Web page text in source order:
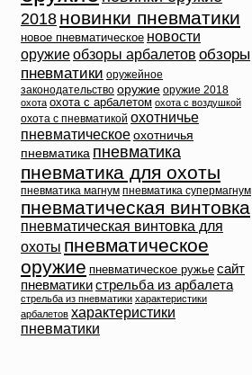
2018 новинки пневматики
новое пневматическое новости
оружиеобзоры арбалетов обзоры
пневматики оружейное
законодательство оружие оружие 2018
охота охота с арбалетом охота с воздушкой
охота с пневматикой охотничье
пневматическое охотничья
пневматика пневматика
пневматика для охоты
пневматика магнум пневматика супермагнум
пневматическая винтовка
пневматическая винтовка для
охоты пневматическое
оружие пневматическое ружье сайт
пневматикистрельба из арбалета
стрельба из пневматики характеристики
арбалетов характеристики
пневматики